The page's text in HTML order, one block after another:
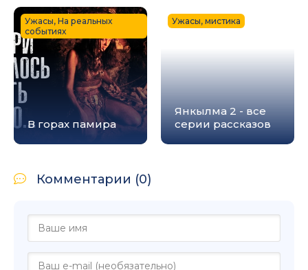
В горах памира
Ужасы, На реальных
событиях
Янкылма 2 - все
серии рассказов
Ужасы, мистика
Комментарии (0)